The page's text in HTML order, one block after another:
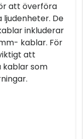
att överföra
ljudenheter. De
inkluderar
kablar. För
att
kablar som